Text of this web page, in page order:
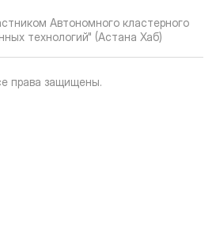
Автономного кластерного
технологий" (Астана Хаб)
права защищены.